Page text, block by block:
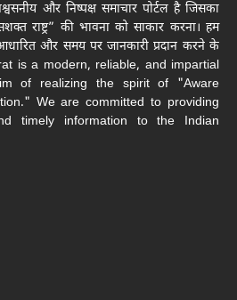
और निष्पक्ष समाचार पोर्टल है जिसका
राष्ट्र” की भावना को साकार करना। हम
और समय पर जानकारी प्रदान करने के
is a modern, reliable, and impartial
of realizing the spirit of "Aware
We are committed to providing
timely information to the Indian